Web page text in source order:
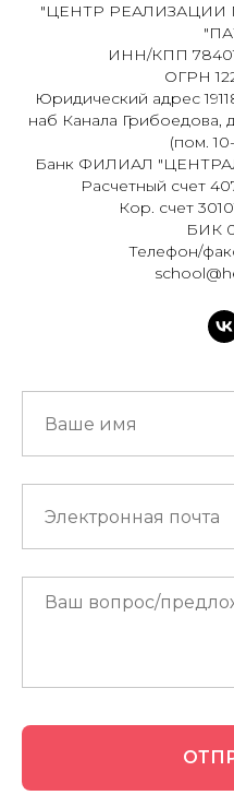
"ЦЕНТР
ИНН/КПП
ОГРН
Юридический адрес
наб Канала Грибоедова,
(пом.
Банк ФИЛИАЛ
Расчетный счет
Кор. счет
БИК
Телефон/